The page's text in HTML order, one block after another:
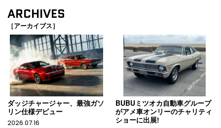
ARCHIVES
［アーカイブス］
ダッジチャージャー、最強ガソ
リン仕様デビュー
2026.07.16
BUBUミツオカ自動車グループ
がアメ車オンリーのチャリティ
ショーに出展!